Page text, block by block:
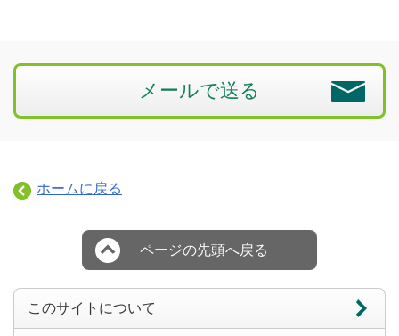
メールで送る
ホームに戻る
ページの先頭へ戻る
このサイトについて